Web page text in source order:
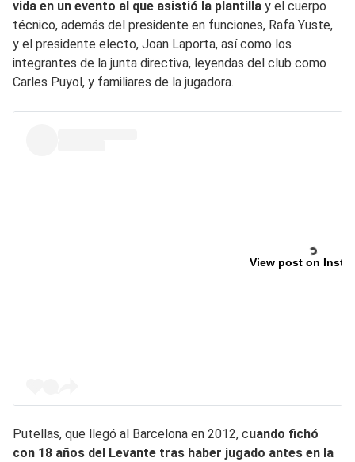
vida en un evento al que asistió la plantilla y el cuerpo
técnico, además del presidente en funciones, Rafa Yuste,
y el presidente electo, Joan Laporta, así como los
integrantes de la junta directiva, leyendas del club como
Carles Puyol, y familiares de la jugadora.
View post on
Putellas, que llegó al Barcelona en 2012, cuando fichó
con 18 años del Levante tras haber jugado antes en la